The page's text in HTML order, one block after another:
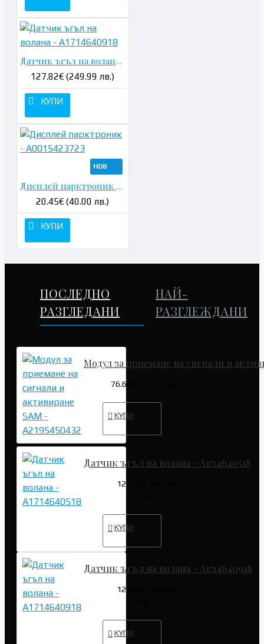
Датчик ъгъл на волана - A1714640918
127.82€ (249.99 лв.)
КУПИ
НОВ
Дисплей парктроник - A0015423723
20.45€ (40.00 лв.)
КУПИ
ПОСЛЕДНО
РАЗГЛЕДАНИ
НАЙ-
РАЗГЛЕЖДАНИ
Модул за приемане на сигнали и
76.69€ (149.99 лв.)
КУПИ
Датчик ъгъл на волана - A1714640518
127.82€ (249.99
КУПИ
Датчик ъгъл на волана - A1714640918
127.82€ (249.99
КУПИ